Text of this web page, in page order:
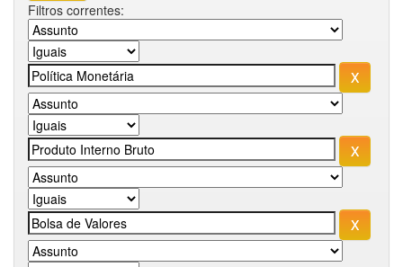
Filtros correntes: